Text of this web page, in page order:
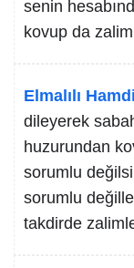
senin
kovup da
Elmalılı
dileyerek
huzurundan
sorumlu
sorumlu
takdirde